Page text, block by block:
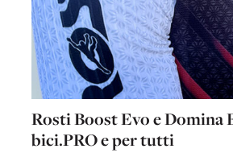
Rosti Boost Evo e Domina
bici.PRO e per tutti